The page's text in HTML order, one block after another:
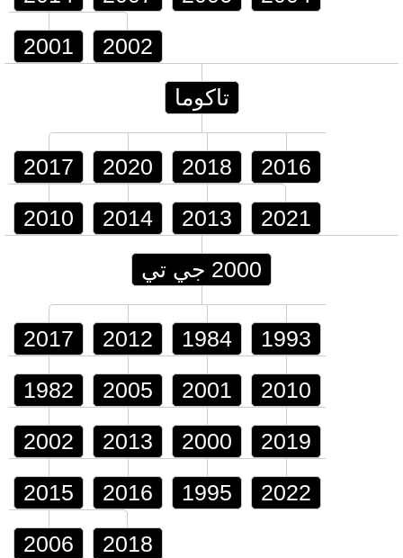
2001 2002
تاكوما
2017 2020 2018 2016
2010 2014 2013 2021
2000 جي تي
2017 2012 1984 1993
1982 2005 2001 2010
2002 2013 2000 2019
2015 2016 1995 2022
2006 2018